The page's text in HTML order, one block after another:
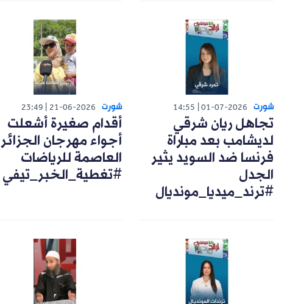
شورت 01-07-2026
14:55
تجاهل ريان شرقي
لديشامب بعد مباراة
فرنسا ضد السويد يثير
الجدل
#ترند_ميديا_مونديال
شورت 21-06-2026
23:49
أقدام صغيرة أشعلت
أجواء مهرجان الجزائر
العاصمة للرياضات
#تغطية_الخبر_تيفي